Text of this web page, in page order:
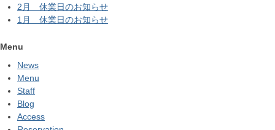
2月 休業日のお知らせ
1月 休業日のお知らせ
Menu
News
Menu
Staff
Blog
Access